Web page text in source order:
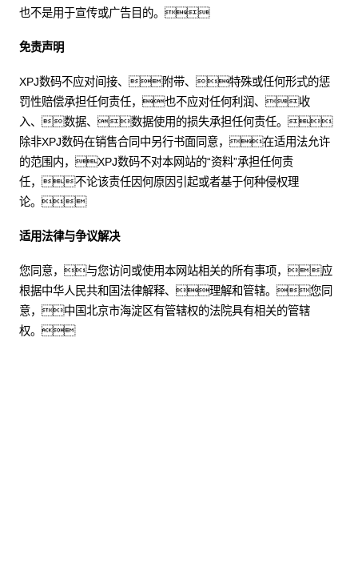
也不是用于宣传或广告目的。
免责声明
XPJ数码不应对间接、附带、特殊或任何形式的惩
罚性赔偿承担任何责任，也不应对任何利润、收
入、数据、数据使用的损失承担任何责任。
除非XPJ数码在销售合同中另行书面同意，在适用法允许
的范围内，XPJ数码不对本网站的“资料”承担任何责
任，不论该责任因何原因引起或者基于何种侵权理
论。
适用法律与争议解决
您同意，与您访问或使用本网站相关的所有事项，应
根据中华人民共和国法律解释、理解和管辖。您同
意，中国北京市海淀区有管辖权的法院具有相关的管辖
权。